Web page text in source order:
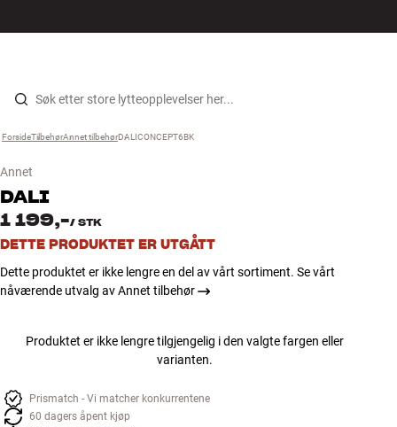
Hopp til innhold
Høyttalere
Surround
TV
Tilbehør
Forside ›
Tilbehør ›
Annet tilbehør ›
DALICONCEPT6BK
Annet
DALI
1 199,-/ STK
DETTE PRODUKTET ER UTGÅTT
Dette produktet er ikke lengre en del av vårt sortiment. Se vårt
nåværende utvalg av Annet tilbehør
Produktet er ikke lengre tilgjengelig i den valgte fargen eller
varianten.
Prismatch - Vi matcher konkurrentene
60 dagers åpent kjøp